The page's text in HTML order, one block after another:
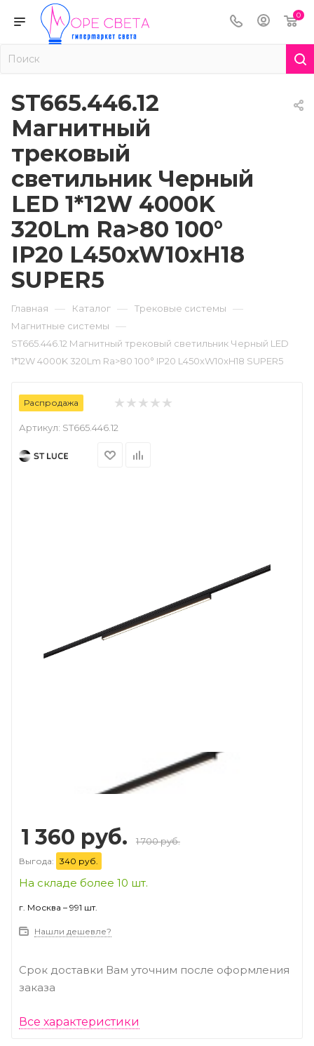
0
ST665.446.12
Магнитный
трековый
светильник Черный
LED 1*12W 4000K
320Lm Ra>80 100°
IP20 L450xW10xH18
SUPER5
Главная — Каталог — Трековые системы —
Магнитные системы —
ST665.446.12 Магнитный трековый светильник Черный LED
1*12W 4000K 320Lm Ra>80 100° IP20 L450xW10xH18 SUPER5
Распродажа
Артикул: ST665.446.12
1 360 руб. 1 700 руб.
Выгода: 340 руб.
На складе более 10 шт.
г. Москва – 991 шт.
Нашли дешевле?
Срок доставки Вам уточним после оформления
заказа
Все характеристики